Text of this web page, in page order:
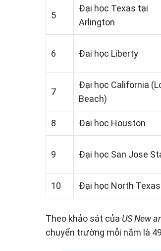
5
Đại học Texas tại
Arlington
6 Đai học Liberty
7
Đại học California
Beach)
8 Đại học Houston
9 Đại học San Jose
10 Đại học North Texas
Theo khảo sát của US New
chuyển trường mỗi năm là